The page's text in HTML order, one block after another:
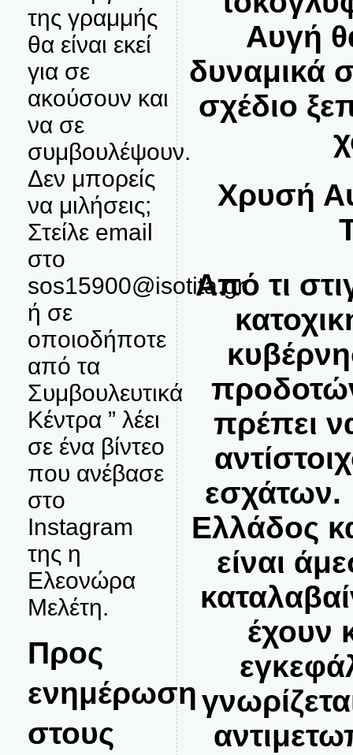
της γραμμής
θα είναι εκεί
για σε
ακούσουν και
να σε
συμβουλέψουν.
Δεν μπορείς
να μιλήσεις;
Στείλε email
στο
sos15900@isotita.gr
ή σε
οποιοδήποτε
από τα
Συμβουλευτικά
Κέντρα ” λέει
σε ένα βίντεο
που ανέβασε
στο
Instagram
της η
Ελεονώρα
Μελέτη.
Προς
ενημέρωση
στους
Αυγή
δυναμικά
σχέδιο
Χρυσή
Από τι
πρέπει
εσχάτων.
Ελλάδος
είναι
έχουν